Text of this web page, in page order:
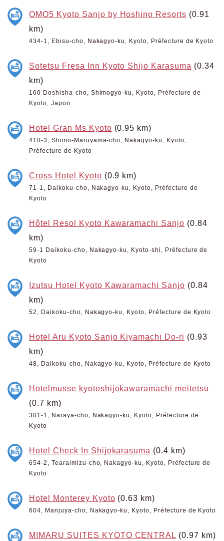
OMO5 Kyoto Sanjo by Hoshino Resorts (0.91
km)
434-1, Ebisu-cho, Nakagyo-ku, Kyoto, Préfecture de Kyoto
Sotetsu Fresa Inn Kyoto Shijo Karasuma (0.34
km)
160 Doshisha-cho, Shimogyo-ku, Kyoto, Préfecture de
Kyoto, Japon
Hotel Gran Ms Kyoto (0.95 km)
410-3, Shimo-Maruyama-cho, Nakagyo-ku, Kyoto,
Préfecture de Kyoto
Cross Hotel Kyoto (0.9 km)
71-1, Daikoku-cho, Nakagyo-ku, Kyoto, Préfecture de
Kyoto
Hôtel Resol Kyoto Kawaramachi Sanjo (0.84
km)
59-1 Daikoku-cho, Nakagyo-ku, Kyoto-shi, Préfecture de
Kyoto
Izutsu Hotel Kyoto Kawaramachi Sanjo (0.84
km)
52, Daikoku-cho, Nakagyo-ku, Kyoto, Préfecture de Kyoto
Hotel Aru Kyoto Sanjo Kiyamachi Do-ri (0.93
km)
48, Daikoku-cho, Nakagyo-ku, Kyoto, Préfecture de Kyoto
Hotelmusse kyotoshijokawaramachi meitetsu
(0.7 km)
301-1, Naraya-cho, Nakagyo-ku, Kyoto, Préfecture de
Kyoto
Hotel Check In Shijokarasuma (0.4 km)
654-2, Tearaimizu-cho, Nakagyo-ku, Kyoto, Préfecture de
Kyoto
Hotel Monterey Kyoto (0.63 km)
604, Manjuya-cho, Nakagyo-ku, Kyoto, Préfecture de Kyoto
MIMARU SUITES KYOTO CENTRAL (0.97 km)